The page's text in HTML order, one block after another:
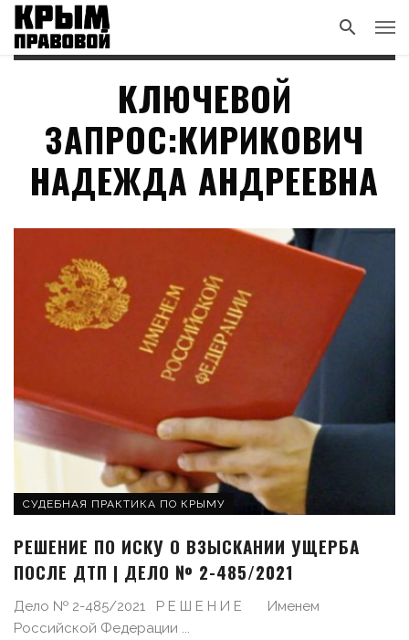
КЛЮЧЕВОЙ
ЗАПРОС:КИРИКОВИЧ
НАДЕЖДА АНДРЕЕВНА
СУДЕБНАЯ ПРАКТИКА ПО КРЫМУ
РЕШЕНИЕ ПО ИСКУ О ВЗЫСКАНИИ УЩЕРБА
ПОСЛЕ ДТП | ДЕЛО № 2-485/2021
Дело № 2-485/2021 Р Е Ш Е Н И Е Именем
Российской Федерации ...